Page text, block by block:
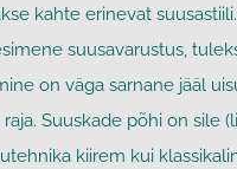
kahte erinevat
suusavarustus,
on väga sarnane jääl
Suuskade põhi on sile
kiirem kui